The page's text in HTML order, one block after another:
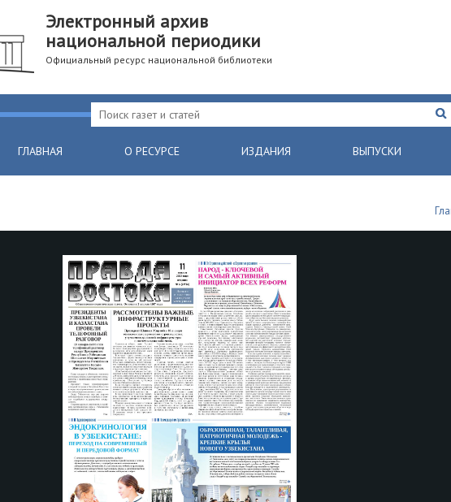
Электронный архив
национальной периодики
Официальный ресурс национальной библиотеки
ГЛАВНАЯ О РЕСУРСЕ ИЗДАНИЯ ВЫПУСКИ